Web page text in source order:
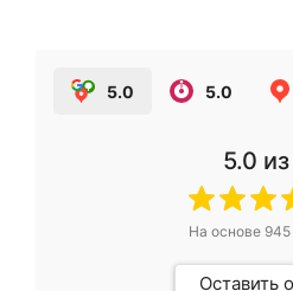
5.0 5.0
5.0
На основе 945
Оставить